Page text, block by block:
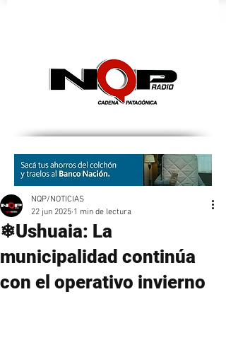
❄Ushuaia: La
municipalidad continúa
con el operativo invierno
NQP/NOTICIAS
22 jun 2025 1 min de lectura